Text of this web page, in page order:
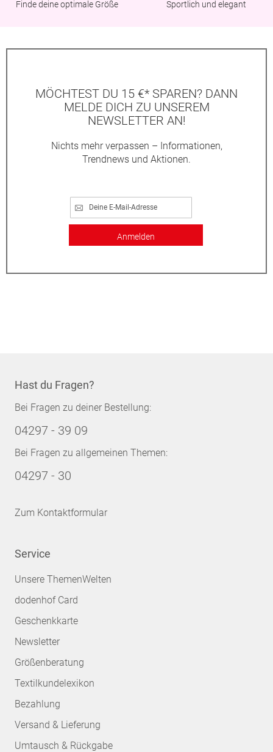
Finde deine optimale Größe Sportlich und elegant
MÖCHTEST DU 15 €* SPAREN? DANN
MELDE DICH ZU UNSEREM
NEWSLETTER AN!
Nichts mehr verpassen – Informationen,
Trendnews und Aktionen.
Anmelden
Hast du Fragen?
Bei Fragen zu deiner Bestellung:
04297 - 39 09
Bei Fragen zu allgemeinen Themen:
04297 - 30
Zum Kontaktformular
Service
Unsere ThemenWelten
dodenhof Card
Geschenkkarte
Newsletter
Größenberatung
Textilkundelexikon
Bezahlung
Versand & Lieferung
Umtausch & Rückgabe